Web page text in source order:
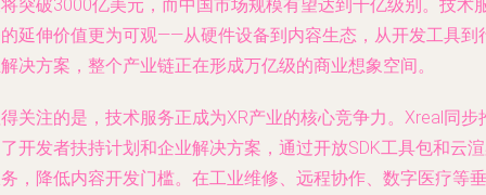
突破3000亿美元，而中国市场规模有望达到千亿级别。技术
延伸价值更为可观——从硬件设备到内容生态，从开发工具到
决方案，整个产业链正在形成万亿级的商业想象空间。
关注的是，技术服务正成为XR产业的核心竞争力。Xreal同步
开发者扶持计划和企业解决方案，通过开放SDK工具包和云
，降低内容开发门槛。在工业维修、远程协作、数字医疗等垂